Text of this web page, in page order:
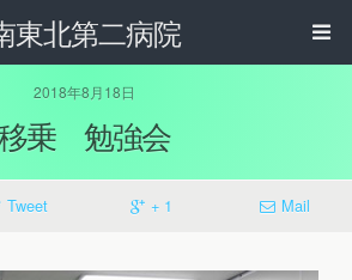
東北第二病院
2018年8月18日
乗 勉強会
Tweet + 1 Mail